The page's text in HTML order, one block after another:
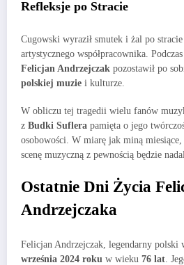
Refleksje po Stracie
Cugowski wyraził smutek i żal po
artystycznego współpracownika.
Felicjan Andrzejczak pozostawił po
polskiej muzie i kulturze.
W obliczu tej tragedii wielu fanów
z Budki Suflera pamięta o jego
osobowości. W miarę jak miną
scenę muzyczną z pewnością będzie
Ostatnie Dni Życia
Andrzejczaka
Felicjan Andrzejczak, legendarny polski
września 2024 roku w wieku 76 lat .